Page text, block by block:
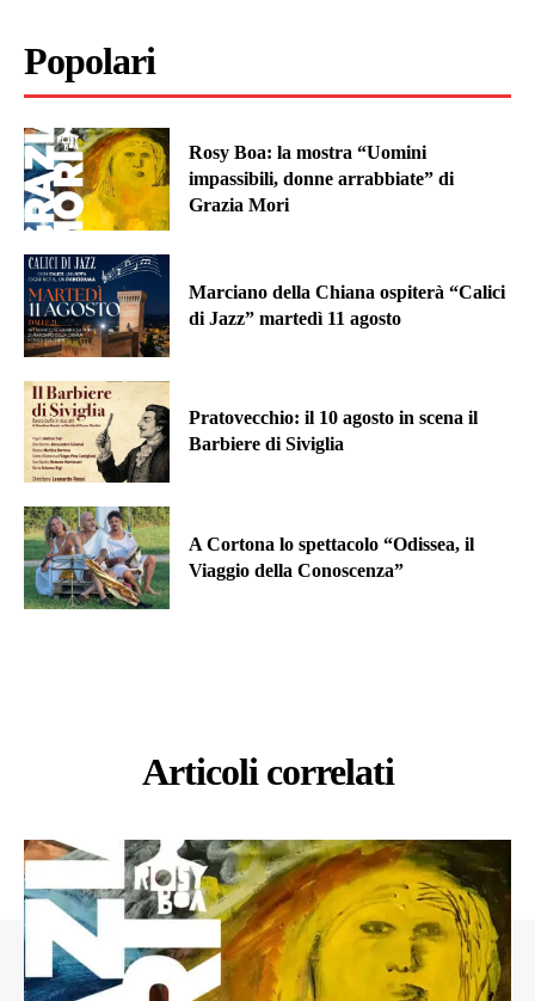
Popolari
Rosy Boa: la mostra “Uomini
impassibili, donne arrabbiate” di
Grazia Mori
Marciano della Chiana ospiterà “Calici
di Jazz” martedì 11 agosto
Pratovecchio: il 10 agosto in scena il
Barbiere di Siviglia
A Cortona lo spettacolo “Odissea, il
Viaggio della Conoscenza”
Articoli correlati